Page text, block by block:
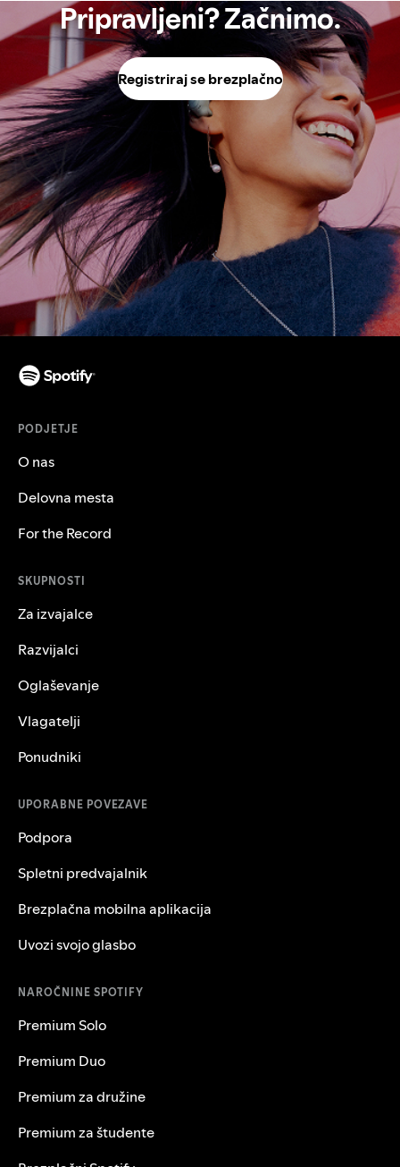
Pripravljeni? Začnimo.
Registriraj se brezplačno
PODJETJE
O nas
Delovna mesta
For the Record
SKUPNOSTI
Za izvajalce
Razvijalci
Oglaševanje
Vlagatelji
Ponudniki
UPORABNE POVEZAVE
Podpora
Spletni predvajalnik
Brezplačna mobilna aplikacija
Uvozi svojo glasbo
NAROČNINE SPOTIFY
Premium Solo
Premium Duo
Premium za družine
Premium za študente